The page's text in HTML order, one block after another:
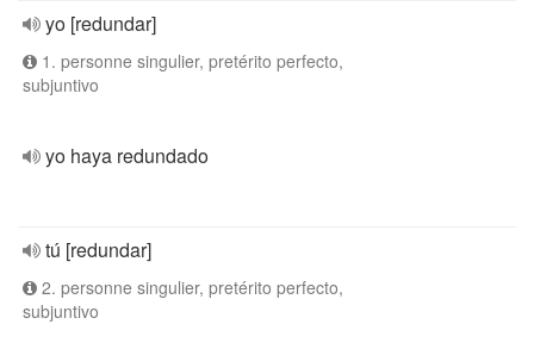
yo [redundar]
1. personne singulier, pretérito perfecto,
subjuntivo
yo haya redundado
tú [redundar]
2. personne singulier, pretérito perfecto,
subjuntivo